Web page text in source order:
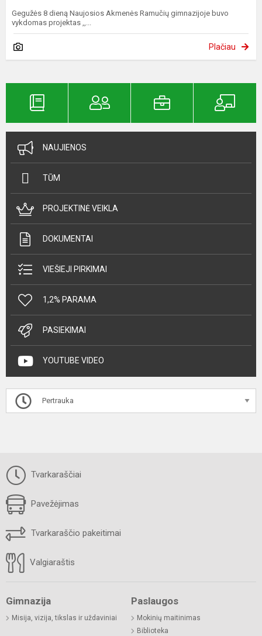
Gegužės 8 dieną Naujosios Akmenės Ramučių gimnazijoje buvo
vykdomas projektas ,,...
Plačiau
NAUJIENOS
TŪM
PROJEKTINĖ VEIKLA
DOKUMENTAI
VIEŠIEJI PIRKIMAI
1,2% PARAMA
PASIEKIMAI
YOUTUBE VIDEO
Pertrauka
Tvarkaraščiai
Pavežėjimas
Tvarkaraščio pakeitimai
Valgiaraštis
Gimnazija
Misija, vizija, tikslas ir uždaviniai
Paslaugos
Mokinių maitinimas
Biblioteka